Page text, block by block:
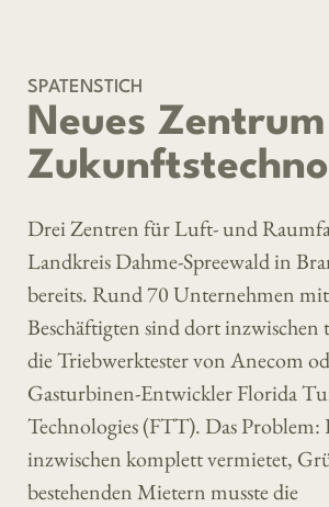
SPATENSTICH
Neues
Drei Zentren für Luft- und
Landkreis Dahme-Spreewald in
bereits. Rund 70 Unternehmen
Beschäftigten sind dort
die Triebwerktester von Anecom
Gasturbinen-Entwickler Florida
Technologies (FTT). Das Problem:
inzwischen komplett vermietet,
bestehenden Mietern musste die